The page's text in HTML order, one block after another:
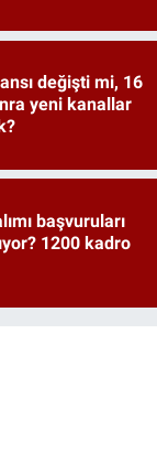
değişti mi, 16
yeni kanallar
başvuruları
1200 kadro